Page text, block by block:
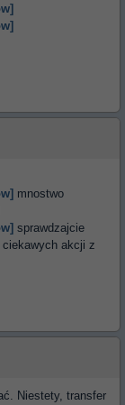
mnostwo
sprawdzajcie
ciekawych akcji z
Niestety, transfer